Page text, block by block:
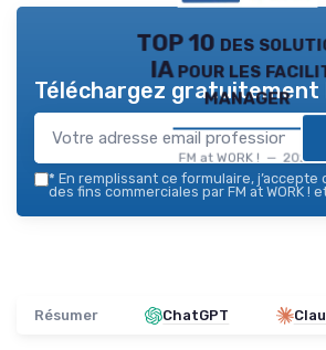
TOP 10 des
IA pour les
manager
FM at WORK ! — 2026
Téléchargez gratuitement
* En remplissant ce formulaire, j’accepte
des fins commerciales par FM at WORK !
Résumer ChatGPT